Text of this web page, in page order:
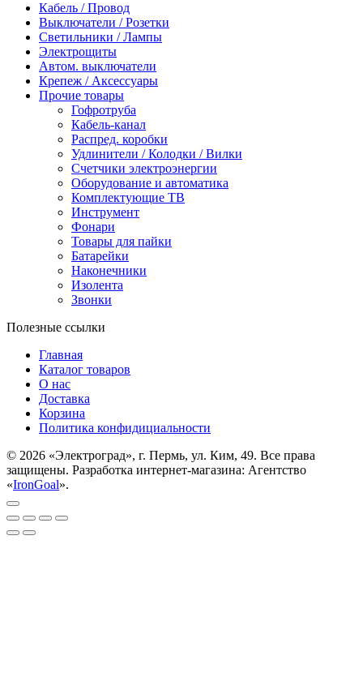
Кабель / Провод
Выключатели / Розетки
Светильники / Лампы
Электрощиты
Автом. выключатели
Крепеж / Аксессуары
Прочие товары
Гофротруба
Кабель-канал
Распред. коробки
Удлинители / Колодки / Вилки
Счетчики электроэнергии
Оборудование и автоматика
Комплектующие ТВ
Инструмент
Фонари
Товары для пайки
Батарейки
Наконечники
Изолента
Звонки
Полезные ссылки
Главная
Каталог товаров
О нас
Доставка
Корзина
Политика конфидициальности
© 2026 «Электроград», г. Пермь, ул. Ким, 49. Все права
защищены. Разработка интернет-магазина: Агентство
«IronGoal».